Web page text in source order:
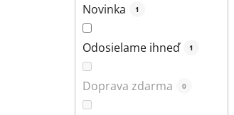
Novinka 1
Odosielame ihneď 1
Doprava zdarma 0